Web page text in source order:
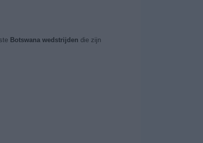
Botswana wedstrijden die zijn